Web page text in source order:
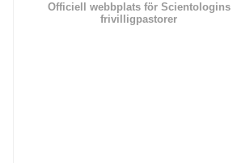
Officiell webbplats för Scientologins
frivilligpastorer